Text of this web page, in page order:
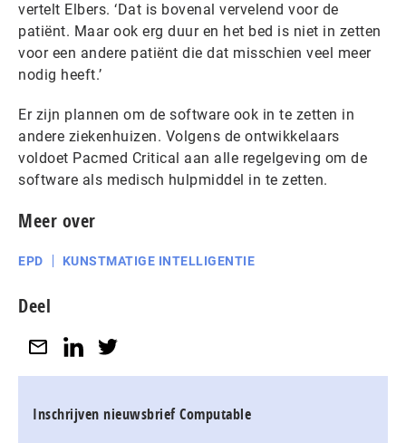
vertelt Elbers. ‘Dat is bovenal vervelend voor de
patiënt. Maar ook erg duur en het bed is niet in zetten
voor een andere patiënt die dat misschien veel meer
nodig heeft.’
Er zijn plannen om de software ook in te zetten in
andere ziekenhuizen. Volgens de ontwikkelaars
voldoet Pacmed Critical aan alle regelgeving om de
software als medisch hulpmiddel in te zetten.
Meer over
EPD KUNSTMATIGE INTELLIGENTIE
Deel
Inschrijven nieuwsbrief Computable